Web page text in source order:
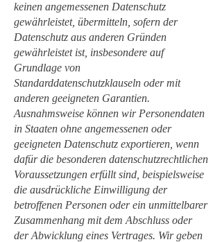
keinen angemessenen Datenschutz
gewährleistet, übermitteln, sofern der
Datenschutz aus anderen Gründen
gewährleistet ist, insbesondere auf
Grundlage von
Standarddatenschutzklauseln oder mit
anderen geeigneten Garantien.
Ausnahmsweise können wir Personendaten
in Staaten ohne angemessenen oder
geeigneten Datenschutz exportieren, wenn
dafür die besonderen datenschutzrechtlichen
Voraussetzungen erfüllt sind, beispielsweise
die ausdrückliche Einwilligung der
betroffenen Personen oder ein unmittelbarer
Zusammenhang mit dem Abschluss oder
der Abwicklung eines Vertrages. Wir geben